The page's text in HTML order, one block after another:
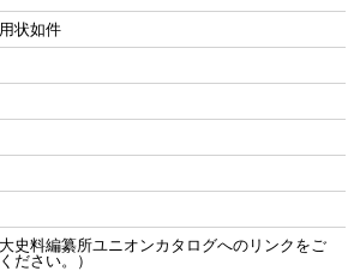
状如件
大史料編纂所ユニオンカタログへのリンクをご
ださい。）